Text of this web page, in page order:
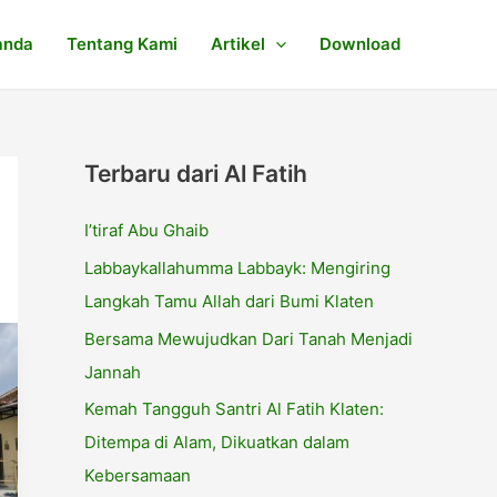
Tentang Kami Artikel Download
Terbaru dari Al Fatih
I’tiraf Abu Ghaib
Labbaykallahumma Labbayk: Mengiring
Langkah Tamu Allah dari Bumi Klaten
Bersama Mewujudkan Dari Tanah Menjadi
Jannah
Kemah Tangguh Santri Al Fatih Klaten:
Ditempa di Alam, Dikuatkan dalam
Kebersamaan